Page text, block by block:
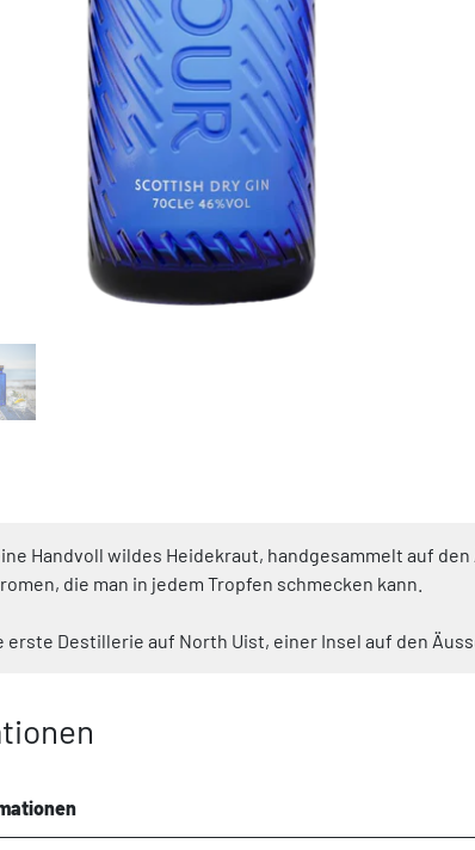
Handvoll wildes Heidekraut, handgesammelt auf
die man in jedem Tropfen schmecken kann.
Destillerie auf North Uist, einer Insel auf den